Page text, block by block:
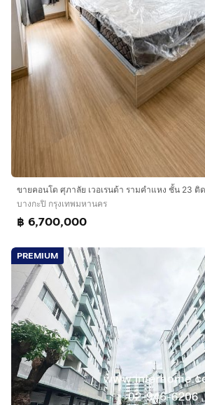
บางกะปิ กรุงเทพมหานคร
฿ 6,700,000
PREMIUM